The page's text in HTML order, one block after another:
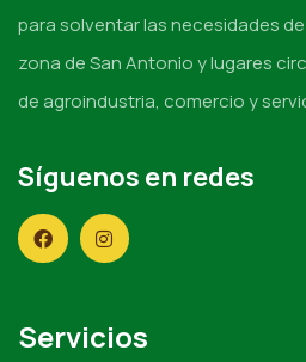
para solventar las necesidades
zona de San Antonio y lugares
de agroindustria, comercio y
Síguenos en redes
Servicios